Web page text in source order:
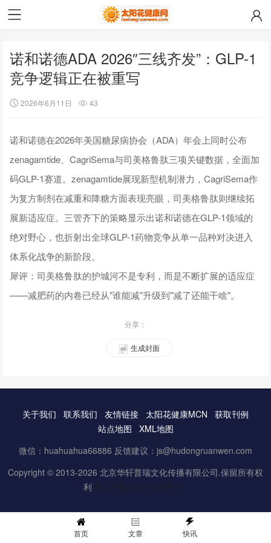
诺和诺德ADA 2026″三线齐发”：GLP-1
竞争逻辑正在被重写
2026年6月11日 43
诺和诺德在2026年美国糖尿病协会（ADA）年会上同时公布
zenagamtide、CagriSema与司美格鲁肽三项关键数据，全面加
码GLP-1赛道。zenagamtide展现新型机制潜力，CagriSema作
为复方制剂在减重和降糖方面表现亮眼，司美格鲁肽则继续拓
展新适应症。三管齐下的策略显示出诺和诺德在GLP-1领域的
绝对野心，也折射出全球GLP-1药物竞争从单一品种对决进入
体系化战争的新阶段。
犀评：司美格鲁肽的护城河不是专利，而是不断扩展的适应症
——减肥药的内卷已经从"谁能减"升级到"减了还能干啥"。
分享：
生成封面
关于我们 联系我们 友情链接 太阳花健康MCN
获取刊例
站点地图
XML地图
微信：huahuahua66886 反馈建议：js@hudongruanwen.com
Copyright © 2013-2026 北京华轩普瑞文化传播有限公司.保留所有权
利 京ICP备16061888号-3
首页 文章 快讯